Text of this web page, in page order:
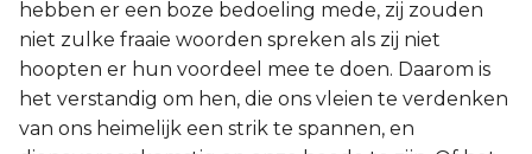
hebben er een boze bedoeling mede, zij zouden
niet zulke fraaie woorden spreken als zij niet
hoopten er hun voordeel mee te doen. Daarom is
het verstandig om hen, die ons vleien te verdenken
van ons heimelijk een strik te spannen, en